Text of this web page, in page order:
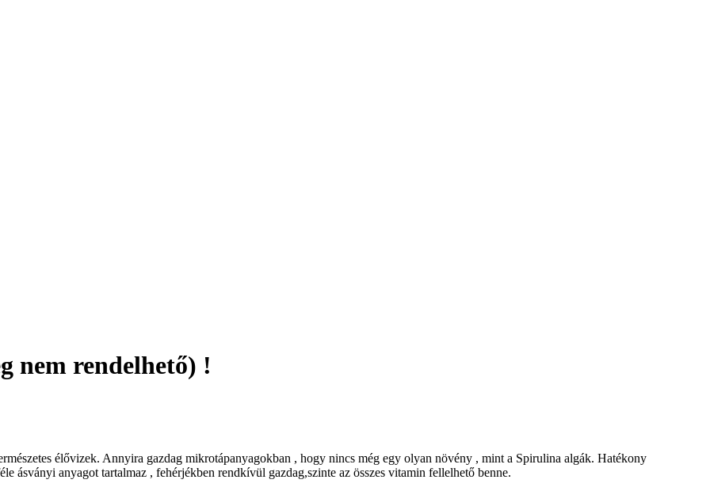
nem rendelhető) !
élővizek. Annyira gazdag mikrotápanyagokban , hogy nincs még egy olyan növény , mint a Spirulina algák. Hatékony
ásványi anyagot tartalmaz , fehérjékben rendkívül gazdag,szinte az összes vitamin fellelhető benne.